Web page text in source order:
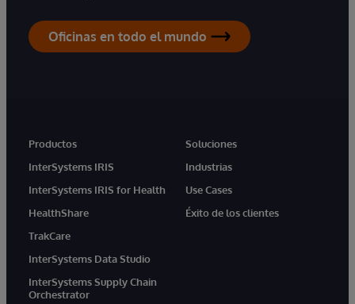
Oficinas en todo el mundo
Productos
InterSystems IRIS
InterSystems IRIS for Health
HealthShare
TrakCare
InterSystems Data Studio
InterSystems Supply Chain
Orchestrator
Soluciones
Industrias
Use Cases
Éxito de los clientes